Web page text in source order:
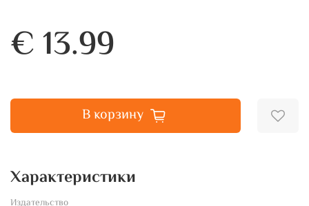
€ 13.99
В корзину
Характеристики
Издательство